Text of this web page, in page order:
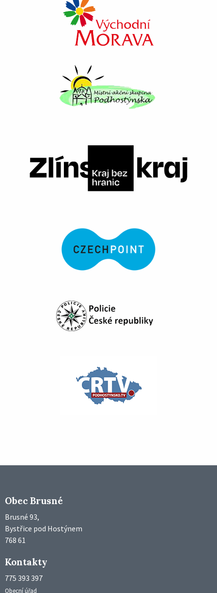
Obec Brusné
Brusné 93,
Bystřice pod Hostýnem
768 61
Kontakty
775 393 397
Obecní úřad